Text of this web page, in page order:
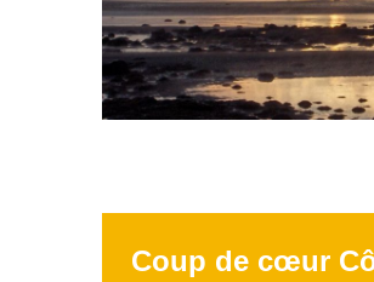
Coup de cœur